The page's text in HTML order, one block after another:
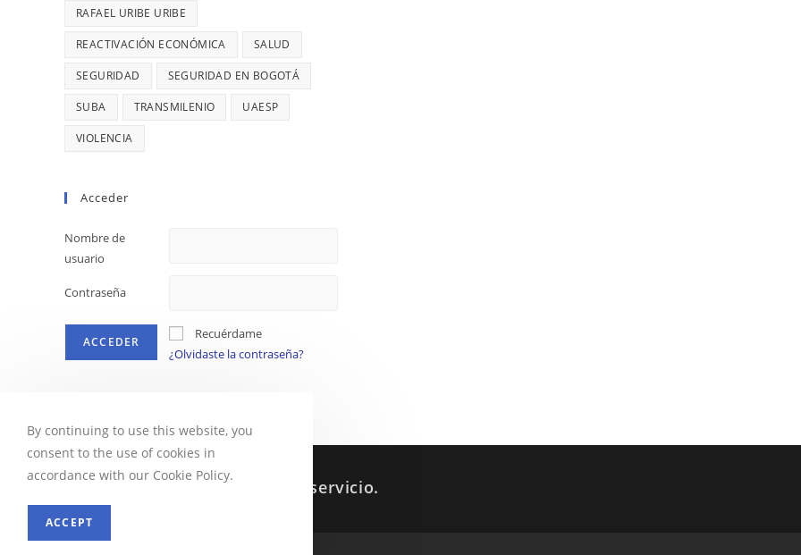
RAFAEL URIBE URIBE
REACTIVACIÓN ECONÓMICA SALUD
SEGURIDAD SEGURIDAD EN BOGOTÁ
SUBA TRANSMILENIO UAESP
VIOLENCIA
Acceder
Nombre de
usuario
Contraseña
Recuérdame
¿Olvidaste la contraseña?
Sabes que siempre estoy a tu servicio.
By continuing to use this website, you
consent to the use of cookies in
accordance with our Cookie Policy.
ACCEPT